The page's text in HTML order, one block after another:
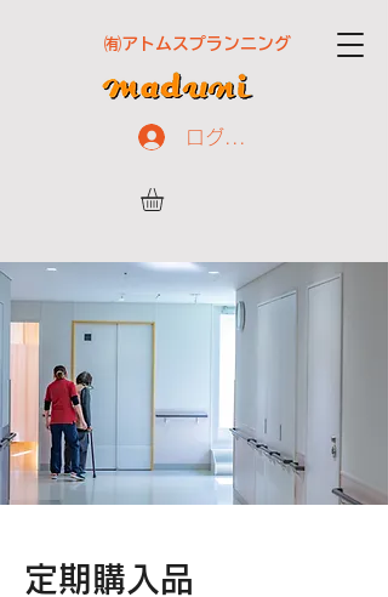
㈲アトムスプランニング
ログイン
定期購入品